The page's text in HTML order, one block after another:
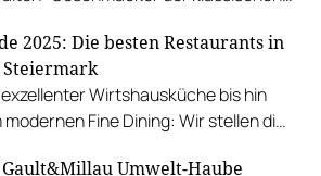
2025: Die besten Restaurants in
exzellenter Wirtshausküche bis hin
modernen Fine Dining: Wir stellen die
Umwelt-Haube